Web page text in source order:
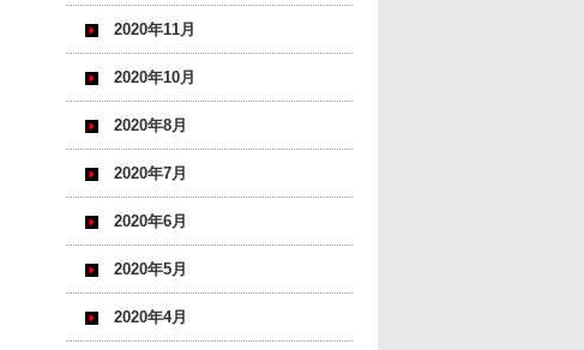
2020年11月
2020年10月
2020年8月
2020年7月
2020年6月
2020年5月
2020年4月